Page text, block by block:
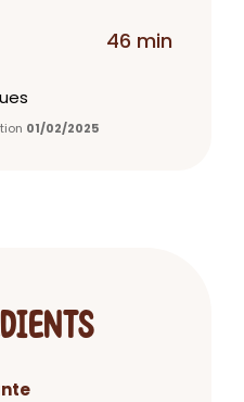
46 min
01/02/2025